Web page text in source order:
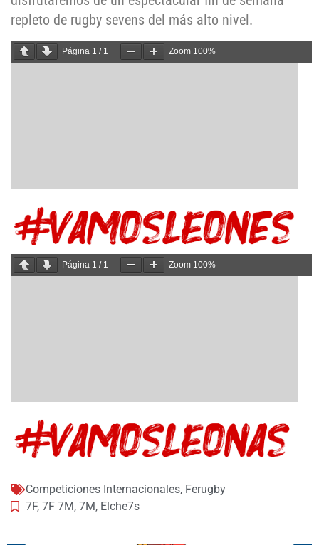
repleto de rugby sevens del más alto nivel.
Página 1 / 1 Zoom 100%
Página 1 / 1 Zoom 100%
Competiciones Internacionales, Ferugby
7F, 7F 7M, 7M, Elche7s